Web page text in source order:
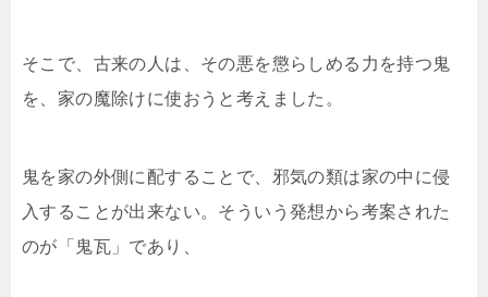
そこで、古来の人は、その悪を懲らしめる力を持つ鬼
を、家の魔除けに使おうと考えました。
鬼を家の外側に配することで、邪気の類は家の中に侵
入することが出来ない。そういう発想から考案された
のが「鬼瓦」であり、